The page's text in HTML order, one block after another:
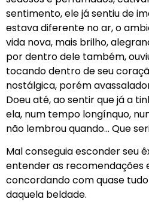
sentimento, ele já sentiu de
estava diferente no ar, o
vida nova, mais brilho,
por dentro dele também,
tocando dentro de seu
nostálgica, porém
Doeu até, ao sentir que já a
ela, num tempo longínquo,
não lembrou quando… Que
Mal conseguia esconder seu
entender as recomendações
concordando com quase
daquela beldade.